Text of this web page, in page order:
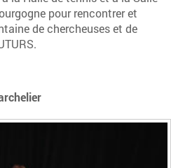
pour rencontrer et
de chercheuses et de